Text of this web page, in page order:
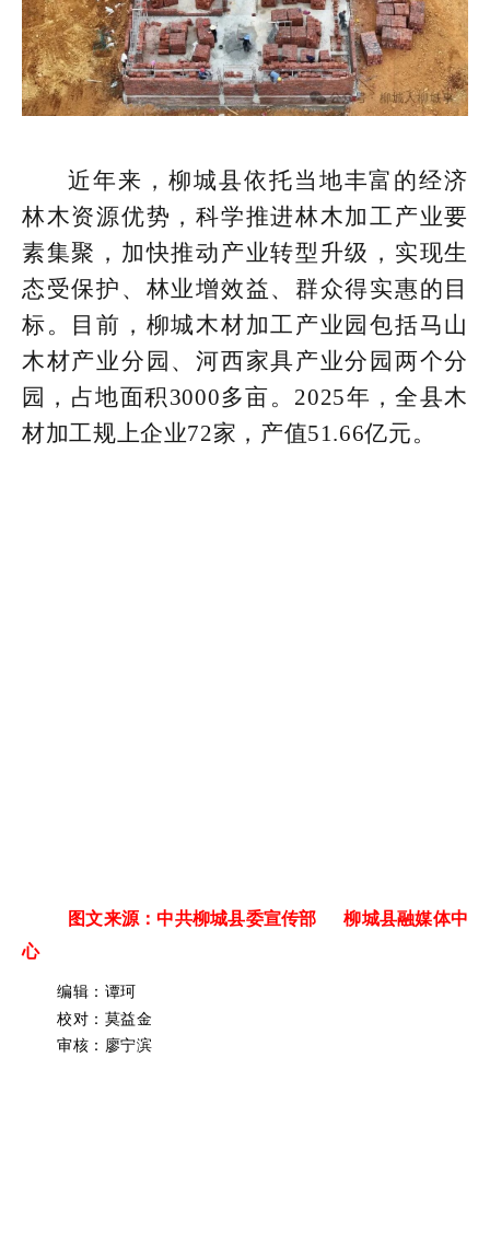
近年来，柳城县依托当地丰富的经济
林木资源优势，科学推进林木加工产业要
素集聚，加快推动产业转型升级，实现生
态受保护、林业增效益、群众得实惠的目
标。目前，柳城木材加工产业园包括马山
木材产业分园、河西家具产业分园两个分
园，占地面积3000多亩。2025年，全县木
材加工规上企业72家，产值51.66亿元。
图文来源：中共柳城县委宣传部 柳城县融媒体中
心
编辑：谭珂
校对：莫益金
审核：廖宁滨